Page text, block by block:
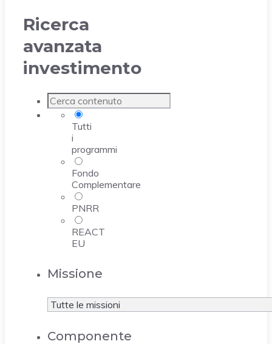
Ricerca
avanzata
investimento
Tutti
i
programmi
Fondo
Complementare
PNRR
REACT
EU
Missione
Componente